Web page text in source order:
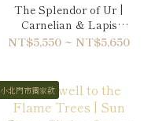
The Splendor of Ur |
Carnelian & Lapis
Lazuli Bracelet
NT$5,550 ~ NT$5,650
小北門市獨家款